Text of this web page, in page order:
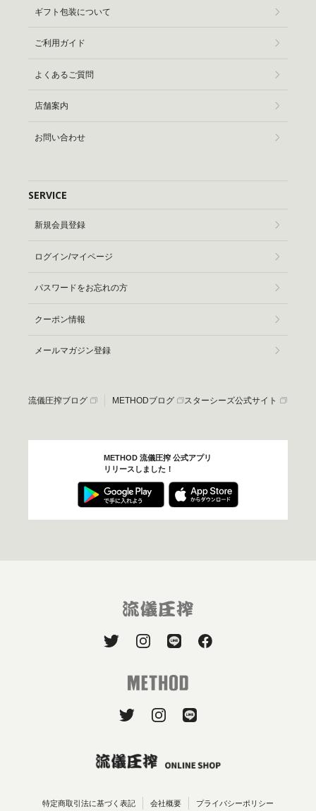
ギフト包装について
ご利用ガイド
よくあるご質問
店舗案内
お問い合わせ
SERVICE
新規会員登録
ログイン/マイページ
パスワードをお忘れの方
クーポン情報
メールマガジン登録
流儀圧搾ブログ METHODブログ スターシーズ公式サイト
METHOD 流儀圧搾 公式アプリ
リリースしました！
特定商取引法に基づく表記 会社概要 プライバシーポリシー